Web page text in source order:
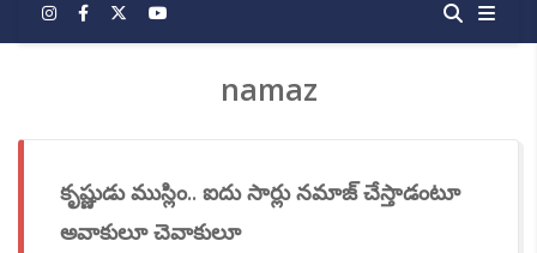
namaz
కృష్ణుడు ముస్లిం.. ఐదు సార్లు నమాజ్ చేస్తాడంటూ
అవాకులూ చెవాకులూ